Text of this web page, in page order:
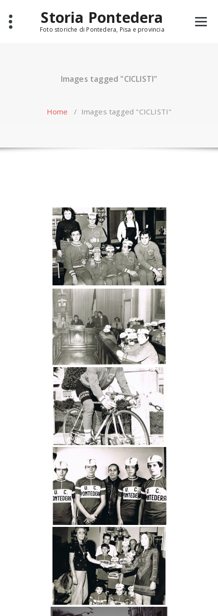
content
Storia Pontedera
Foto storiche di Pontedera, Pisa e provincia
Images tagged "CICLISTI"
Home / Images tagged "CICLISTI"